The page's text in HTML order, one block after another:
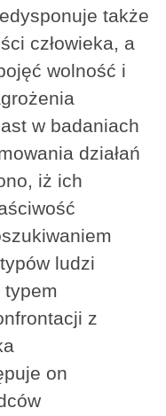
także
człowieka, a
wolność i
w badaniach
działań
iż ich
ludzi
z
on